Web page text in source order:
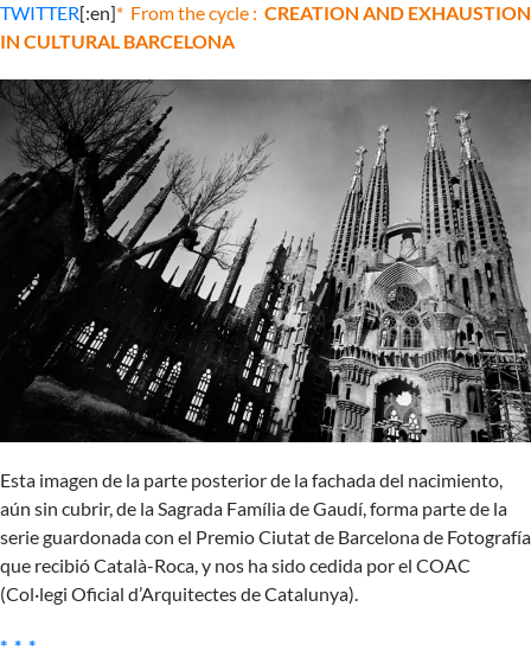
TWITTER[:en]* From the cycle : CREATION AND EXHAUSTION
IN CULTURAL BARCELONA
Esta imagen de la parte posterior de la fachada del nacimiento,
aún sin cubrir, de la Sagrada Família de Gaudí, forma parte de la
serie guardonada con el Premio Ciutat de Barcelona de Fotografía
que recibió Català-Roca, y nos ha sido cedida por el COAC
(Col·legi Oficial d’Arquitectes de Catalunya).
* * *